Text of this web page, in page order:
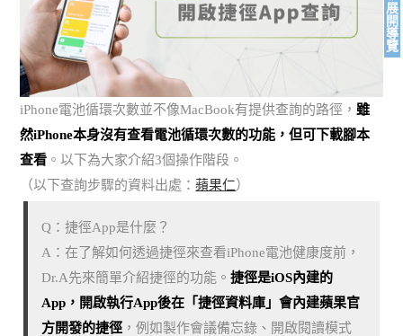
iPhone電池循環次數並不像MacBook有提供查詢的路徑， 雖
然iPhone本身沒有查看電池循環次數的功能，但可下載腳本
查看 。以下為大家介紹3個操作階段。
（以下查詢步驟的資料出處：蘋果仁）
Q：捷徑App是什麼？
A：在了解如何透過捷徑來查看iPhone電池健康度前，
Dr.A先來簡單介紹捷徑的功能。捷徑是iOS內建的
App，開啟執行App後在「捷徑資料庫」會內建蘋果官
方開發的捷徑 ，例如製作會議備忘錄、開啟閱讀模式
展
開
導
覽